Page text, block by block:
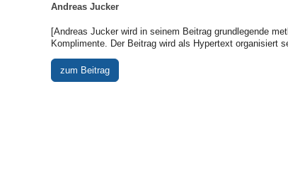
Andreas Jucker
[Andreas Jucker wird in seinem Beitrag grundlegende
Komplimente. Der Beitrag wird als Hypertext organisiert
zum Beitrag